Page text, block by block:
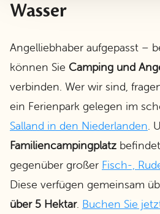
Wasser
Angelliebhaber aufgepasst –
können Sie Camping und
verbinden. Wer wir sind,
ein Ferienpark gelegen im
Salland in den Niederlanden .
Familiencampingplatz
gegenüber großer Fisch-,
Diese verfügen gemeinsam
über 5 Hektar. Buchen Sie